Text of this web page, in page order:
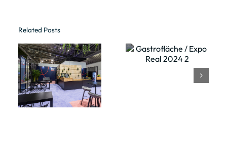
Related Posts
Gastrofläche
/ Expo Real
2024 2
Gastrofläche
/ Expo Real
2024 3